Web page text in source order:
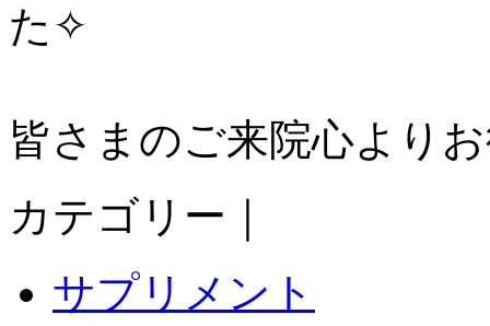
た✧
皆さまのご来院心より
カテゴリー｜
サプリメント